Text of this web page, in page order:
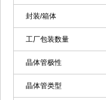
封装/箱体
工厂包装数量
晶体管极性
晶体管类型